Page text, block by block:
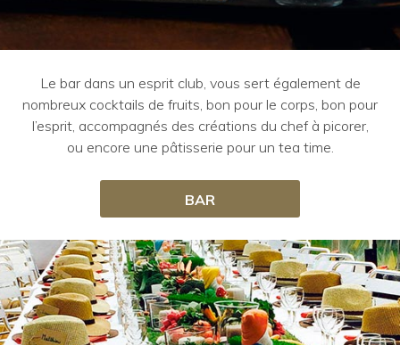
Le bar dans un esprit club, vous sert également de
nombreux cocktails de fruits, bon pour le corps, bon pour
l’esprit, accompagnés des créations du chef à picorer,
ou encore une pâtisserie pour un tea time.
BAR